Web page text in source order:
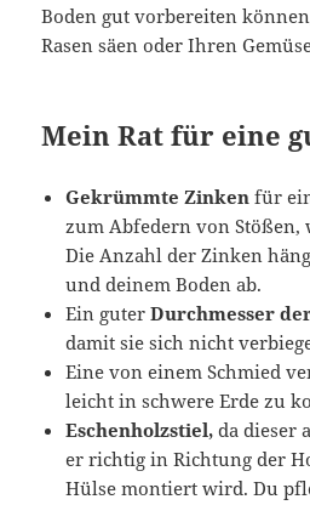
Boden gut vorbereiten
Rasen säen oder Ihren
Mein Rat für eine
Gekrümmte Zinken für
zum Abfedern von Stößen,
Die Anzahl der Zinken
und deinem Boden ab.
Ein guter Durchmesser
damit sie sich nicht
Eine von einem Schmied
leicht in schwere Erde zu
Eschenholzstiel, da dieser
er richtig in Richtung der
Hülse montiert wird. Du